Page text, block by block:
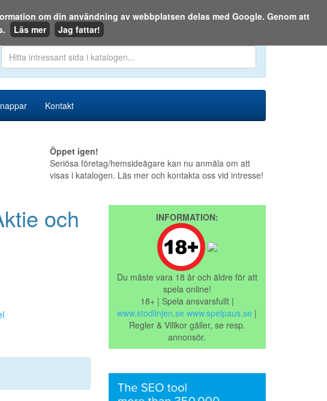
Den 6 augusti 2026
Sök i katalogen eller på webben:
Kontakt
Öppet igen!
Seriösa företag/hemsideägare kan nu anmäla om att
visas i katalogen. Läs mer och kontakta oss vid intresse!
och
INFORMATION:
Du måste vara 18 år och äldre för att
spela online!
18+ | Spela ansvarsfullt |
www.stodlinjen.se www.spelpaus.se |
Regler & Villkor gäller, se resp.
annonsör.
om din användning av webbplatsen delas med Google. Genom att
Läs mer Jag fattar!